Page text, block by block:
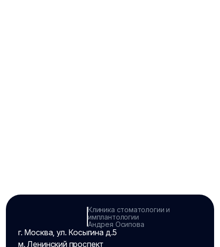
Клиника стоматологии и
имплантологии
Андрея Осипова
г. Москва, ул. Косыгина д.5
м. Ленинский проспект